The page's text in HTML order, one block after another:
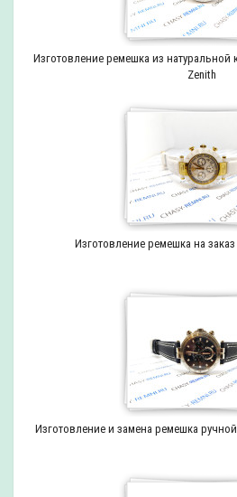
Изготовление ремешка из
Zenith
Изготовление ремешка на
Изготовление и замена ремешка ручной